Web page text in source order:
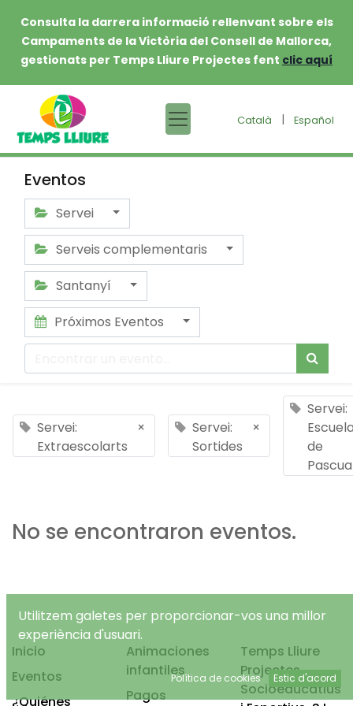
Consulta la darrera informació rellenvant sobre els
Campaments de la Victòria del Consell de Mallorca,
gestionats per Temps Lliure Projectes fent clic aquí
Català | Español
Eventos
Servei
Serveis complementaris
Santanyí
Próximos Eventos
Servei:
Extraescolarts
×
Servei:
Sortides
×
Servei:
de
Pascua
No se encontraron eventos.
Inicio
Eventos
¿Quiénes
Animaciones
infantiles
Pagos
Temps Lliure
Projectes
Socioeducatius
Utilitzem galetes per proporcionar-vos una millor
experiència d'usuari.
Política de cookies Estic d'acord